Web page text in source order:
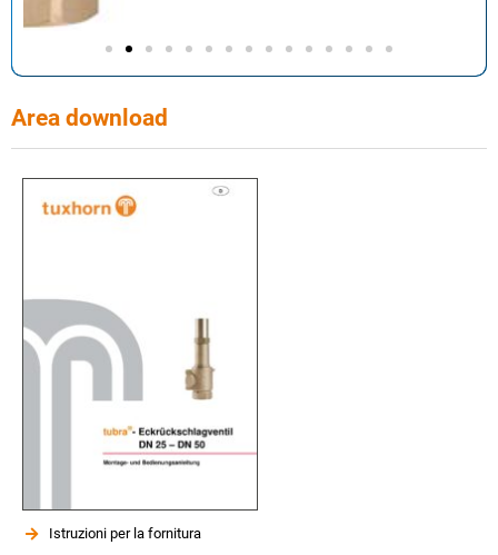
Area download
Istruzioni per la fornitura